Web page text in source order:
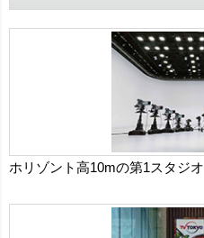
ホリゾント高10mの第1スタジオ